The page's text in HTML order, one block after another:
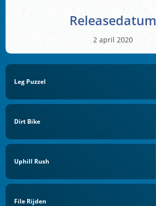
Releasedatum
2 april 2020
Leg Puzzel
Dirt Bike
Uphill Rush
File Rijden